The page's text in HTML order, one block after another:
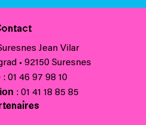
Jean Vilar
• 92150 Suresnes
: 01 46 97 98 10
: 01 41 18 85 85